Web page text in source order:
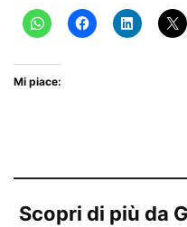
Mi piace:
Scopri di più da